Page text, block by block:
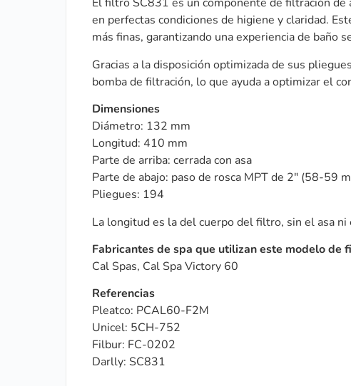
El filtro SC831 es un componente de filtración de
en perfectas condiciones de higiene y claridad.
más finas, garantizando una experiencia de baño
Gracias a la disposición optimizada de sus
bomba de filtración, lo que ayuda a optimizar el
Dimensiones
Diámetro: 132 mm
Longitud: 410 mm
Parte de arriba: cerrada con asa
Parte de abajo: paso de rosca MPT de 2″ (58-59
Pliegues: 194
La longitud es la del cuerpo del filtro, sin el asa ni
Fabricantes de spa que utilizan este modelo de
Cal Spas, Cal Spa Victory 60
Referencias
Pleatco: PCAL60-F2M
Unicel: 5CH-752
Filbur: FC-0202
Darlly: SC831